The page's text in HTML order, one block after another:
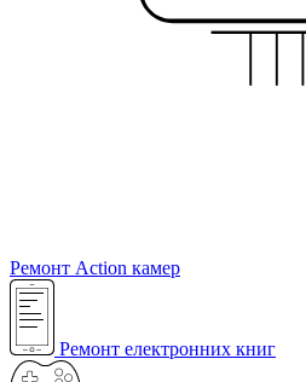
Ремонт Action камер
Ремонт електронних книг